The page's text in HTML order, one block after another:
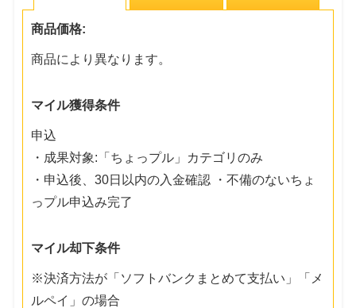
商品価格:
商品により異なります。
マイル獲得条件
申込
・成果対象:「ちょっプル」カテゴリのみ
・申込後、30日以内の入金確認 ・不備のないちょ
っプル申込み完了
マイル却下条件
※決済方法が「ソフトバンクまとめて支払い」「メ
ルペイ」の場合